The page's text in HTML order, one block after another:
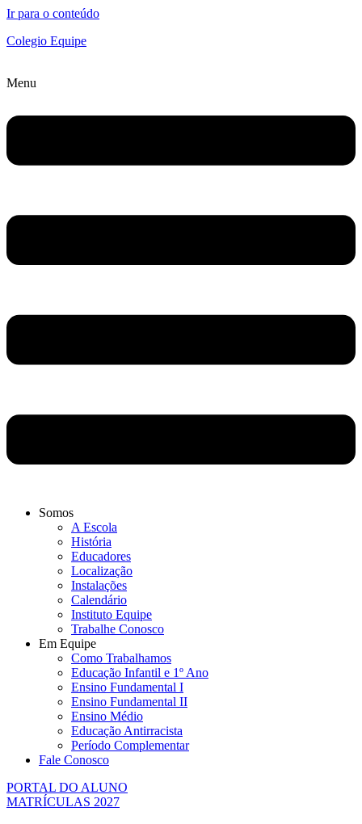
Ir para o conteúdo
Colegio Equipe
Menu
Somos
A Escola
História
Educadores
Localização
Instalações
Calendário
Instituto Equipe
Trabalhe Conosco
Em Equipe
Como Trabalhamos
Educação Infantil e 1º Ano
Ensino Fundamental I
Ensino Fundamental II
Ensino Médio
Educação Antirracista
Período Complementar
Fale Conosco
PORTAL DO ALUNO
MATRÍCULAS 2027